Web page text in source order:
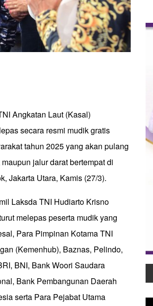
Angkatan Laut (Kasal)
secara resmi mudik gratis
tahun 2025 yang akan pulang
jalur darat bertempat di
Jakarta Utara, Kamis (27/3).
Laksda TNI Hudiarto Krisno
melepas peserta mudik yang
Para Pimpinan Kotama TNI
(Kemenhub), Baznas, Pelindo,
BNI, Bank Woori Saudara
Bank Pembangunan Daerah
serta Para Pejabat Utama